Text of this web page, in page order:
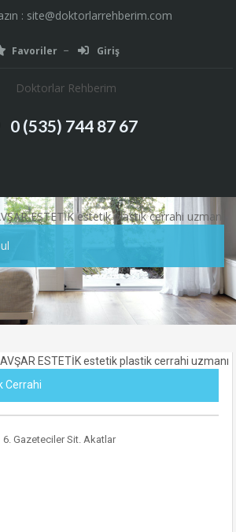
: site@doktorlarrehberim.com
Favoriler Giriş
0 (535) 744 87 67
ESTETİK estetik plastik cerrahi uzmanı
Cerrahi
Gazeteciler Sit. Akatlar